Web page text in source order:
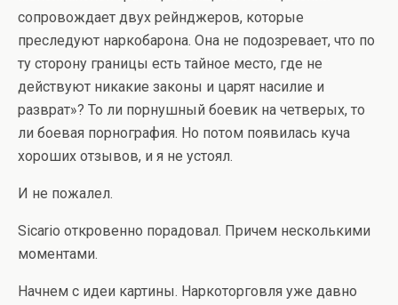
сопровождает двух рейнджеров, которые
преследуют наркобарона. Она не подозревает, что по
ту сторону границы есть тайное место, где не
действуют никакие законы и царят насилие и
разврат»? То ли порнушный боевик на четверых, то
ли боевая порнография. Но потом появилась куча
хороших отзывов, и я не устоял.
И не пожалел.
Sicario откровенно порадовал. Причем несколькими
моментами.
Начнем с идеи картины. Наркоторговля уже давно